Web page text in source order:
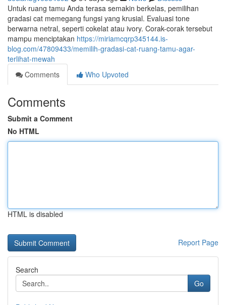
Untuk ruang tamu Anda terasa semakin berkelas, pemilihan
gradasi cat memegang fungsi yang krusial. Evaluasi tone
berwarna netral, seperti cokelat atau ivory. Corak-corak tersebut
mampu menciptakan https://miriamcqrp345144.is-
blog.com/47809433/memilih-gradasi-cat-ruang-tamu-agar-
terlihat-mewah
Comments
Who Upvoted
Comments
Submit a Comment
No HTML
HTML is disabled
Report Page
Search
Go